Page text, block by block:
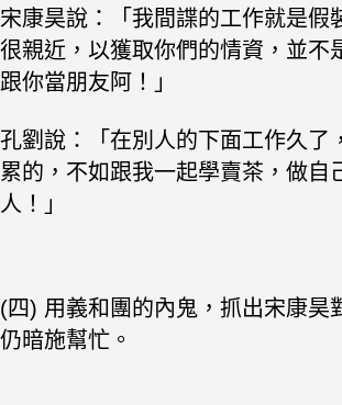
宋康昊說：「我間諜的工作就是假
很親近，以獲取你們的情資，並不
跟你當朋友阿！」
孔劉說：「在別人的下面工作久了
累的，不如跟我一起學賣茶，做自
人！」
(四) 用義和團的內鬼，抓出宋康昊
仍暗施幫忙。